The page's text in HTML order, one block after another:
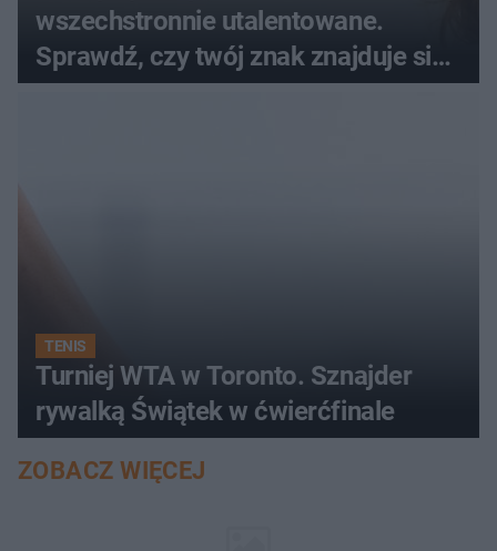
wszechstronnie utalentowane.
Sprawdź, czy twój znak znajduje się
na liście
TENIS
Turniej WTA w Toronto. Sznajder
rywalką Świątek w ćwierćfinale
ZOBACZ WIĘCEJ